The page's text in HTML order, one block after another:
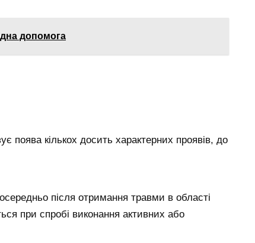
допомога
поява кількох досить характерних проявів, до
після отримання травми в області
при спробі виконання активних або